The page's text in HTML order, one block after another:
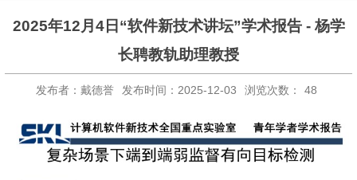
2025年12月4日“软件新技术讲坛”学术报告 - 杨学
长聘教轨助理教授
发布者：戴德誉 发布时间：2025-12-03 浏览次数： 48